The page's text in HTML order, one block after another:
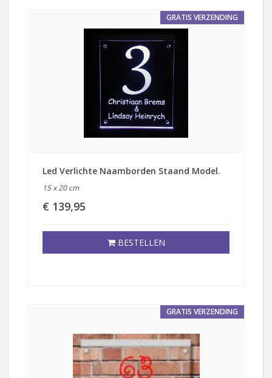
GRATIS VERZENDING
Led Verlichte Naamborden Staand Model.
15 x 20 cm
€ 139,95
BESTELLEN
GRATIS VERZENDING